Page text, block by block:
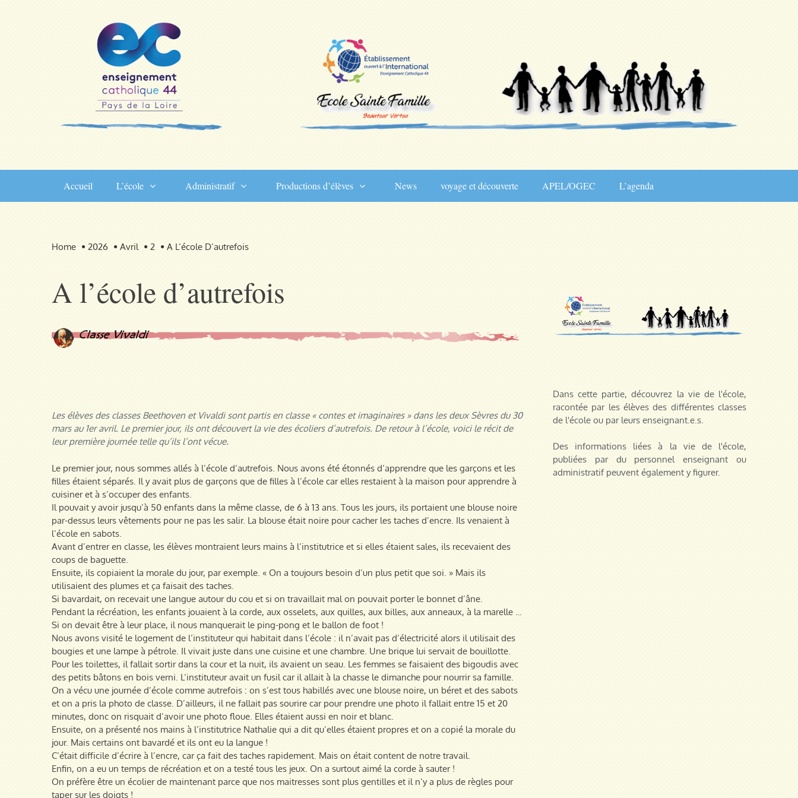
Accueil L’école Administratif Productions d’élèves News voyage et découverte APEL/OGEC L’agenda
Home 2026 Avril 2 A L’école D’autrefois
A l’école d’autrefois
Les élèves des classes Beethoven et Vivaldi sont partis en classe « contes et imaginaires » dans les deux Sèvres du 30
mars au 1er avril. Le premier jour, ils ont découvert la vie des écoliers d’autrefois. De retour à l’école, voici le récit de
leur première journée telle qu’ils l’ont vécue.
Le premier jour, nous sommes allés à l’école d’autrefois. Nous avons été étonnés d’apprendre que les garçons et les
filles étaient séparés. Il y avait plus de garçons que de filles à l’école car elles restaient à la maison pour apprendre à
cuisiner et à s’occuper des enfants.
Il pouvait y avoir jusqu’à 50 enfants dans la même classe, de 6 à 13 ans. Tous les jours, ils portaient une blouse noire
par-dessus leurs vêtements pour ne pas les salir. La blouse était noire pour cacher les taches d’encre. Ils venaient à
l’école en sabots.
Avant d’entrer en classe, les élèves montraient leurs mains à l’institutrice et si elles étaient sales, ils recevaient des
coups de baguette.
Ensuite, ils copiaient la morale du jour, par exemple. « On a toujours besoin d’un plus petit que soi. » Mais ils
utilisaient des plumes et ça faisait des taches.
Si bavardait, on recevait une langue autour du cou et si on travaillait mal on pouvait porter le bonnet d’âne.
Pendant la récréation, les enfants jouaient à la corde, aux osselets, aux quilles, aux billes, aux anneaux, à la marelle …
Si on devait être à leur place, il nous manquerait le ping-pong et le ballon de foot !
Nous avons visité le logement de l’instituteur qui habitait dans l’école : il n’avait pas d’électricité alors il utilisait des
bougies et une lampe à pétrole. Il vivait juste dans une cuisine et une chambre. Une brique lui servait de bouillotte.
Pour les toilettes, il fallait sortir dans la cour et la nuit, ils avaient un seau. Les femmes se faisaient des bigoudis avec
des petits bâtons en bois verni. L’instituteur avait un fusil car il allait à la chasse le dimanche pour nourrir sa famille.
On a vécu une journée d’école comme autrefois : on s’est tous habillés avec une blouse noire, un béret et des sabots
et on a pris la photo de classe. D’ailleurs, il ne fallait pas sourire car pour prendre une photo il fallait entre 15 et 20
minutes, donc on risquait d’avoir une photo floue. Elles étaient aussi en noir et blanc.
Ensuite, on a présenté nos mains à l’institutrice Nathalie qui a dit qu’elles étaient propres et on a copié la morale du
jour. Mais certains ont bavardé et ils ont eu la langue !
C’était difficile d’écrire à l’encre, car ça fait des taches rapidement. Mais on était content de notre travail.
Enfin, on a eu un temps de récréation et on a testé tous les jeux. On a surtout aimé la corde à sauter !
On préfère être un écolier de maintenant parce que nos maitresses sont plus gentilles et il n’y a plus de règles pour
taper sur les doigts !
Dans cette partie, découvrez la vie de l'école,
racontée par les élèves des différentes classes
de l'école ou par leurs enseignant.e.s.
Des informations liées à la vie de l'école,
publiées par du personnel enseignant ou
administratif peuvent également y figurer.